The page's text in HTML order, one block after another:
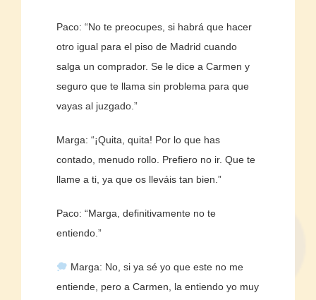
Paco: “No te preocupes, si habrá que hacer
otro igual para el piso de Madrid cuando
salga un comprador. Se le dice a Carmen y
seguro que te llama sin problema para que
vayas al juzgado.”
Marga: “¡Quita, quita! Por lo que has
contado, menudo rollo. Prefiero no ir. Que te
llame a ti, ya que os lleváis tan bien.”
Paco: “Marga, definitivamente no te
entiendo.”
Marga: No, si ya sé yo que este no me
entiende, pero a Carmen, la entiendo yo muy